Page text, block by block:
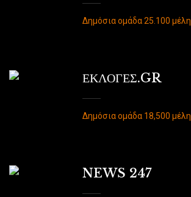
Δημόσια ομάδα 25.100 μέλη
ΕΚΛΟΓΕΣ.GR
Δημόσια ομάδα 18,500 μέλη
NEWS 247